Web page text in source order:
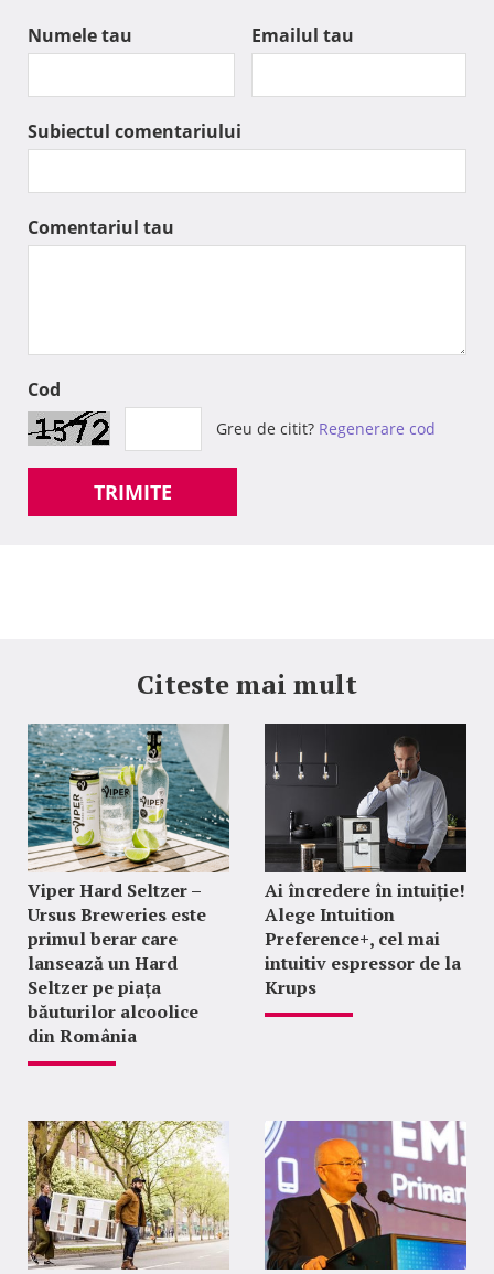
Numele tau Emailul tau
Subiectul comentariului
Comentariul tau
Cod
Greu de citit? Regenerare cod
TRIMITE
Citeste mai mult
Viper Hard Seltzer –
Ursus Breweries este
primul berar care
lansează un Hard
Seltzer pe piața
băuturilor alcoolice
din România
Ai încredere în intuiție!
Alege Intuition
Preference+, cel mai
intuitiv espressor de la
Krups